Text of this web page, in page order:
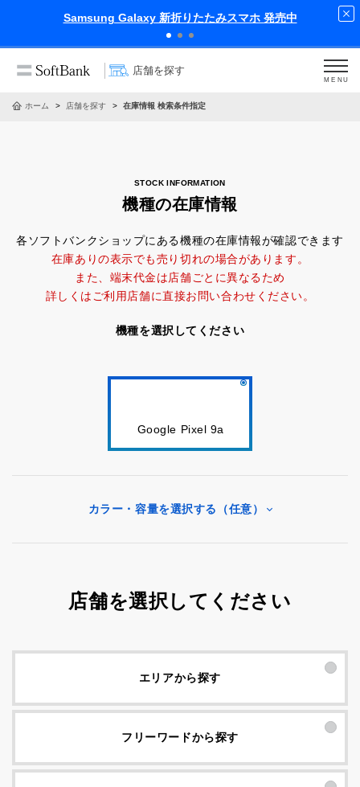
Samsung Galaxy 新折りたたみスマホ 発売中
店舗を探す
MENU
ホーム 店舗を探す 在庫情報 検索条件指定
機種の在庫情報
各ソフトバンクショップにある機種の在庫情報が確認できます
在庫ありの表示でも売り切れの場合があります。
また、端末代金は店舗ごとに異なるため
詳しくはご利用店舗に直接お問い合わせください。
機種を選択してください
Google Pixel 9a
カラー・容量を選択する（任意）
店舗を選択してください
エリアから探す
フリーワードから探す